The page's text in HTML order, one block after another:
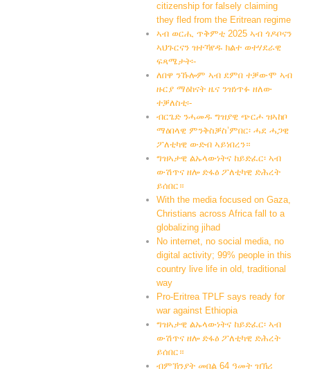
citizenship for falsely claiming
they fled from the Eritrean regime
ኣብ ወርሒ ጥቅምቲ 2025 ኣብ ጎዶቦናን
ኣህጉርናን ዝተኻየዱ ክልተ ወተሃደራዊ
ፍጻሜታት፡-
ለበዋ ንኹሎም ኣብ ደምበ ተቓውሞ ኣብ
ዙርያ ማዕከናት ዜና ንዝነጥፉ ዘለው
ተቓለስቲ፡-
ብርጌድ ንሓመዱ ግዝያዊ ጭርሖ ዝኣከቦ
ማዕበላዊ ምንቅስቓስ’ምበር፡ ሓደ ሓጋዊ
ፖለቲካዊ ውድብ ኣይነበረን።
ግዝኣታዊ ልኡላውነትና ከይድፈር፡ ኣብ
ውሽጥና ዘሎ ድፋዕ ፖለቲካዊ ድሕረት
ይሰበር።
With the media focused on Gaza,
Christians across Africa fall to a
globalizing jihad
No internet, no social media, no
digital activity; 99% people in this
country live life in old, traditional
way
Pro-Eritrea TPLF says ready for
war against Ethiopia
ግዝኣታዊ ልኡላውነትና ከይድፈር፡ ኣብ
ውሽጥና ዘሎ ድፋዕ ፖለቲካዊ ድሕረት
ይሰበር።
ብምኽንያት መበል 64 ዓመት ዝኽሪ